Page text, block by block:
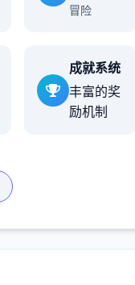
冒险
成就系统
丰富的奖
励机制